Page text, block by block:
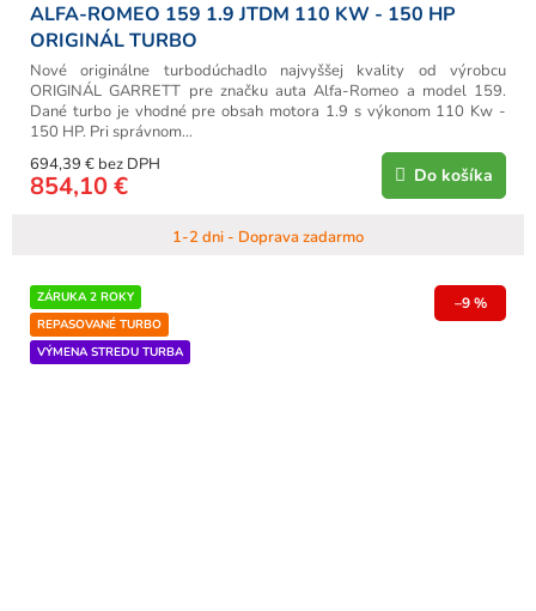
ALFA-ROMEO 159 1.9 JTDM 110 KW - 150 HP
ORIGINÁL TURBO
1-2 dni - Doprava zadarmo
694,39 € bez DPH
854,10 € Do košíka
Nové originálne turbodúchadlo najvyššej kvality od výrobcu
ORIGINÁL GARRETT pre značku auta Alfa-Romeo a model 159.
Dané turbo je vhodné pre obsah motora 1.9 s výkonom 110 Kw -
150 HP. Pri správnom...
ZÁRUKA 2 ROKY
REPASOVANÉ TURBO
VÝMENA STREDU TURBA
–9 %